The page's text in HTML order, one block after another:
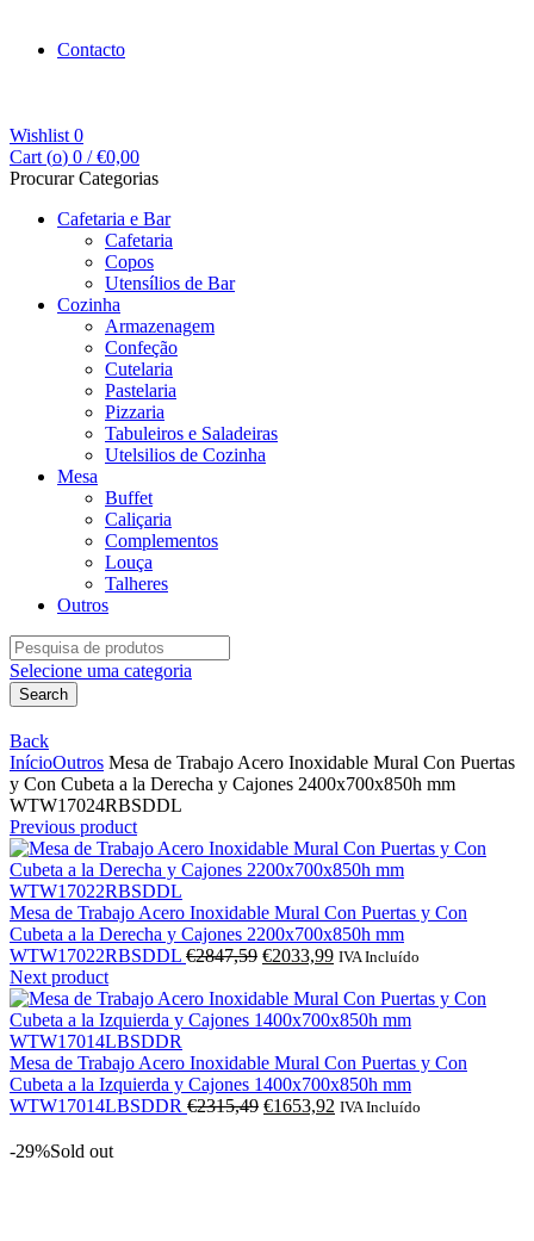
Contacto
Wishlist 0
Cart (o) 0 / €0,00
Procurar Categorias
Cafetaria e Bar
Cafetaria
Copos
Utensílios de Bar
Cozinha
Armazenagem
Confeção
Cutelaria
Pastelaria
Pizzaria
Tabuleiros e Saladeiras
Utelsilios de Cozinha
Mesa
Buffet
Caliçaria
Complementos
Louça
Talheres
Outros
Search
for:
Selecione uma categoria
Search
Back
InícioOutros Mesa de Trabajo Acero Inoxidable Mural Con Puertas
y Con Cubeta a la Derecha y Cajones 2400x700x850h mm
WTW17024RBSDDL
Previous product
Mesa de Trabajo Acero Inoxidable Mural Con Puertas y Con
Cubeta a la Derecha y Cajones 2200x700x850h mm
WTW17022RBSDDL €2847,59 O
original
era:
€2033,99O
atual
é:
IVA Incluído
Next product
Mesa de Trabajo Acero Inoxidable Mural Con Puertas y Con
Cubeta a la Izquierda y Cajones 1400x700x850h mm
WTW17014LBSDDR €2315,49 O
€1653,92 O
IVA Incluído
-29%Sold out